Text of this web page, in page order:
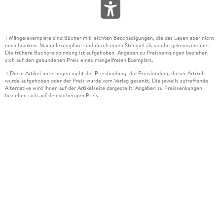
1 Mängelexemplare sind Bücher mit leichten Beschädigungen, die das Lesen aber nicht
einschränken. Mängelexemplare sind durch einen Stempel als solche gekennzeichnet.
Die frühere Buchpreisbindung ist aufgehoben. Angaben zu Preissenkungen beziehen
sich auf den gebundenen Preis eines mangelfreien Exemplars.
2 Diese Artikel unterliegen nicht der Preisbindung, die Preisbindung dieser Artikel
wurde aufgehoben oder der Preis wurde vom Verlag gesenkt. Die jeweils zutreffende
Alternative wird Ihnen auf der Artikelseite dargestellt. Angaben zu Preissenkungen
beziehen sich auf den vorherigen Preis.